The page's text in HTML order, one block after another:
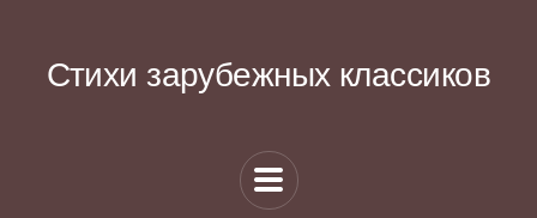
Стихи зарубежных классиков